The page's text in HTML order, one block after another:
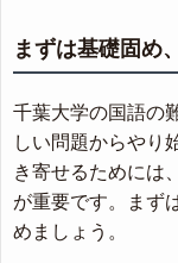
まずは基礎固め
千葉大学の国語の
しい問題からやり
き寄せるためには
が重要です。まず
めましょう。